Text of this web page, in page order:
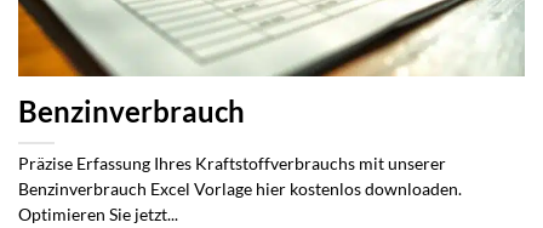
Benzinverbrauch
Präzise Erfassung Ihres Kraftstoffverbrauchs mit unserer
Benzinverbrauch Excel Vorlage hier kostenlos downloaden.
Optimieren Sie jetzt...